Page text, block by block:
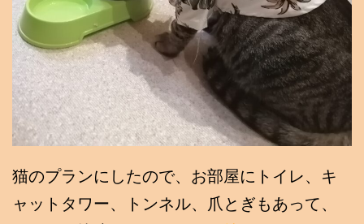
猫のプランにしたので、お部屋にトイレ、キ
ャットタワー、トンネル、爪とぎもあって、